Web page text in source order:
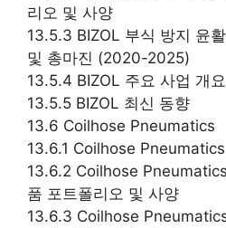
리오 및 사양
13.5.3 BIZOL 부식 방지 윤
및 총마진 (2020-2025)
13.5.4 BIZOL 주요 사업 개요
13.5.5 BIZOL 최신 동향
13.6 Coilhose Pneumatics
13.6.1 Coilhose
13.6.2 Coilhose
품 포트폴리오 및 사양
13.6.3 Coilhose